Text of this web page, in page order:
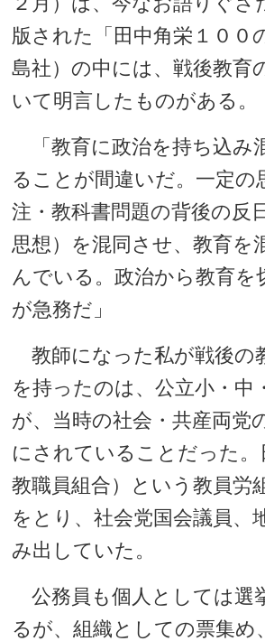
版された「田中角栄１００
島社）の中には、戦後教育
いて明言したものがある。
「教育に政治を持ち込み
ることが間違いだ。一定の
注・教科書問題の背後の反
思想）を混同させ、教育を
んでいる。政治から教育を
が急務だ」
教師になった私が戦後の
を持ったのは、公立小・中
が、当時の社会・共産両党
にされていることだった。
教職員組合）という教員労
をとり、社会党国会議員、
み出していた。
公務員も個人としては選
るが、組織としての票集め